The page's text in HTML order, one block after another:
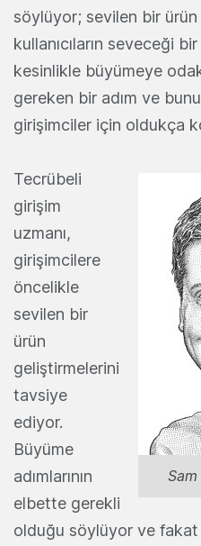
söylüyor; sevilen bir
kullanıcıların seveceği
kesinlikle büyümeye
gereken bir adım ve
girişimciler için oldukça
Tecrübeli
girişim
uzmanı,
girişimcilere
öncelikle
sevilen bir
ürün
geliştirmelerini
tavsiye
ediyor.
Büyüme
adımlarının
elbette gerekli
olduğu söylüyor ve